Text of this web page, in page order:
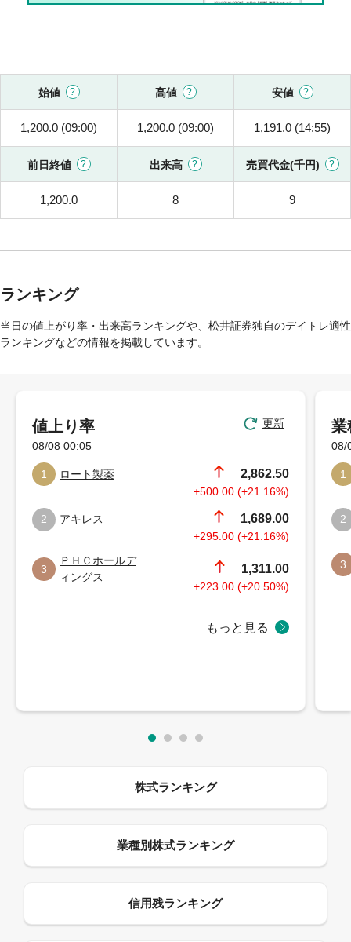
始値 高値 安値
1,200.0 (09:00) 1,200.0 (09:00) 1,191.0 (14:55)
前日終値 出来高 売買代金(千円)
1,200.0 8 9
ランキング
当日の値上がり率・出来高ランキングや、松井証券独自のデイトレ適性
ランキングなどの情報を掲載しています。